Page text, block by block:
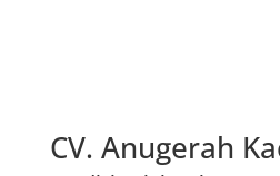
CV. Anugerah